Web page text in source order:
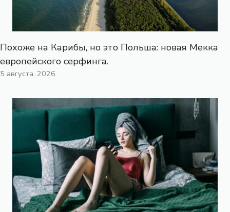
Похоже на Карибы, но это Польша: новая Мекка
европейского серфинга.
5 августа, 2026